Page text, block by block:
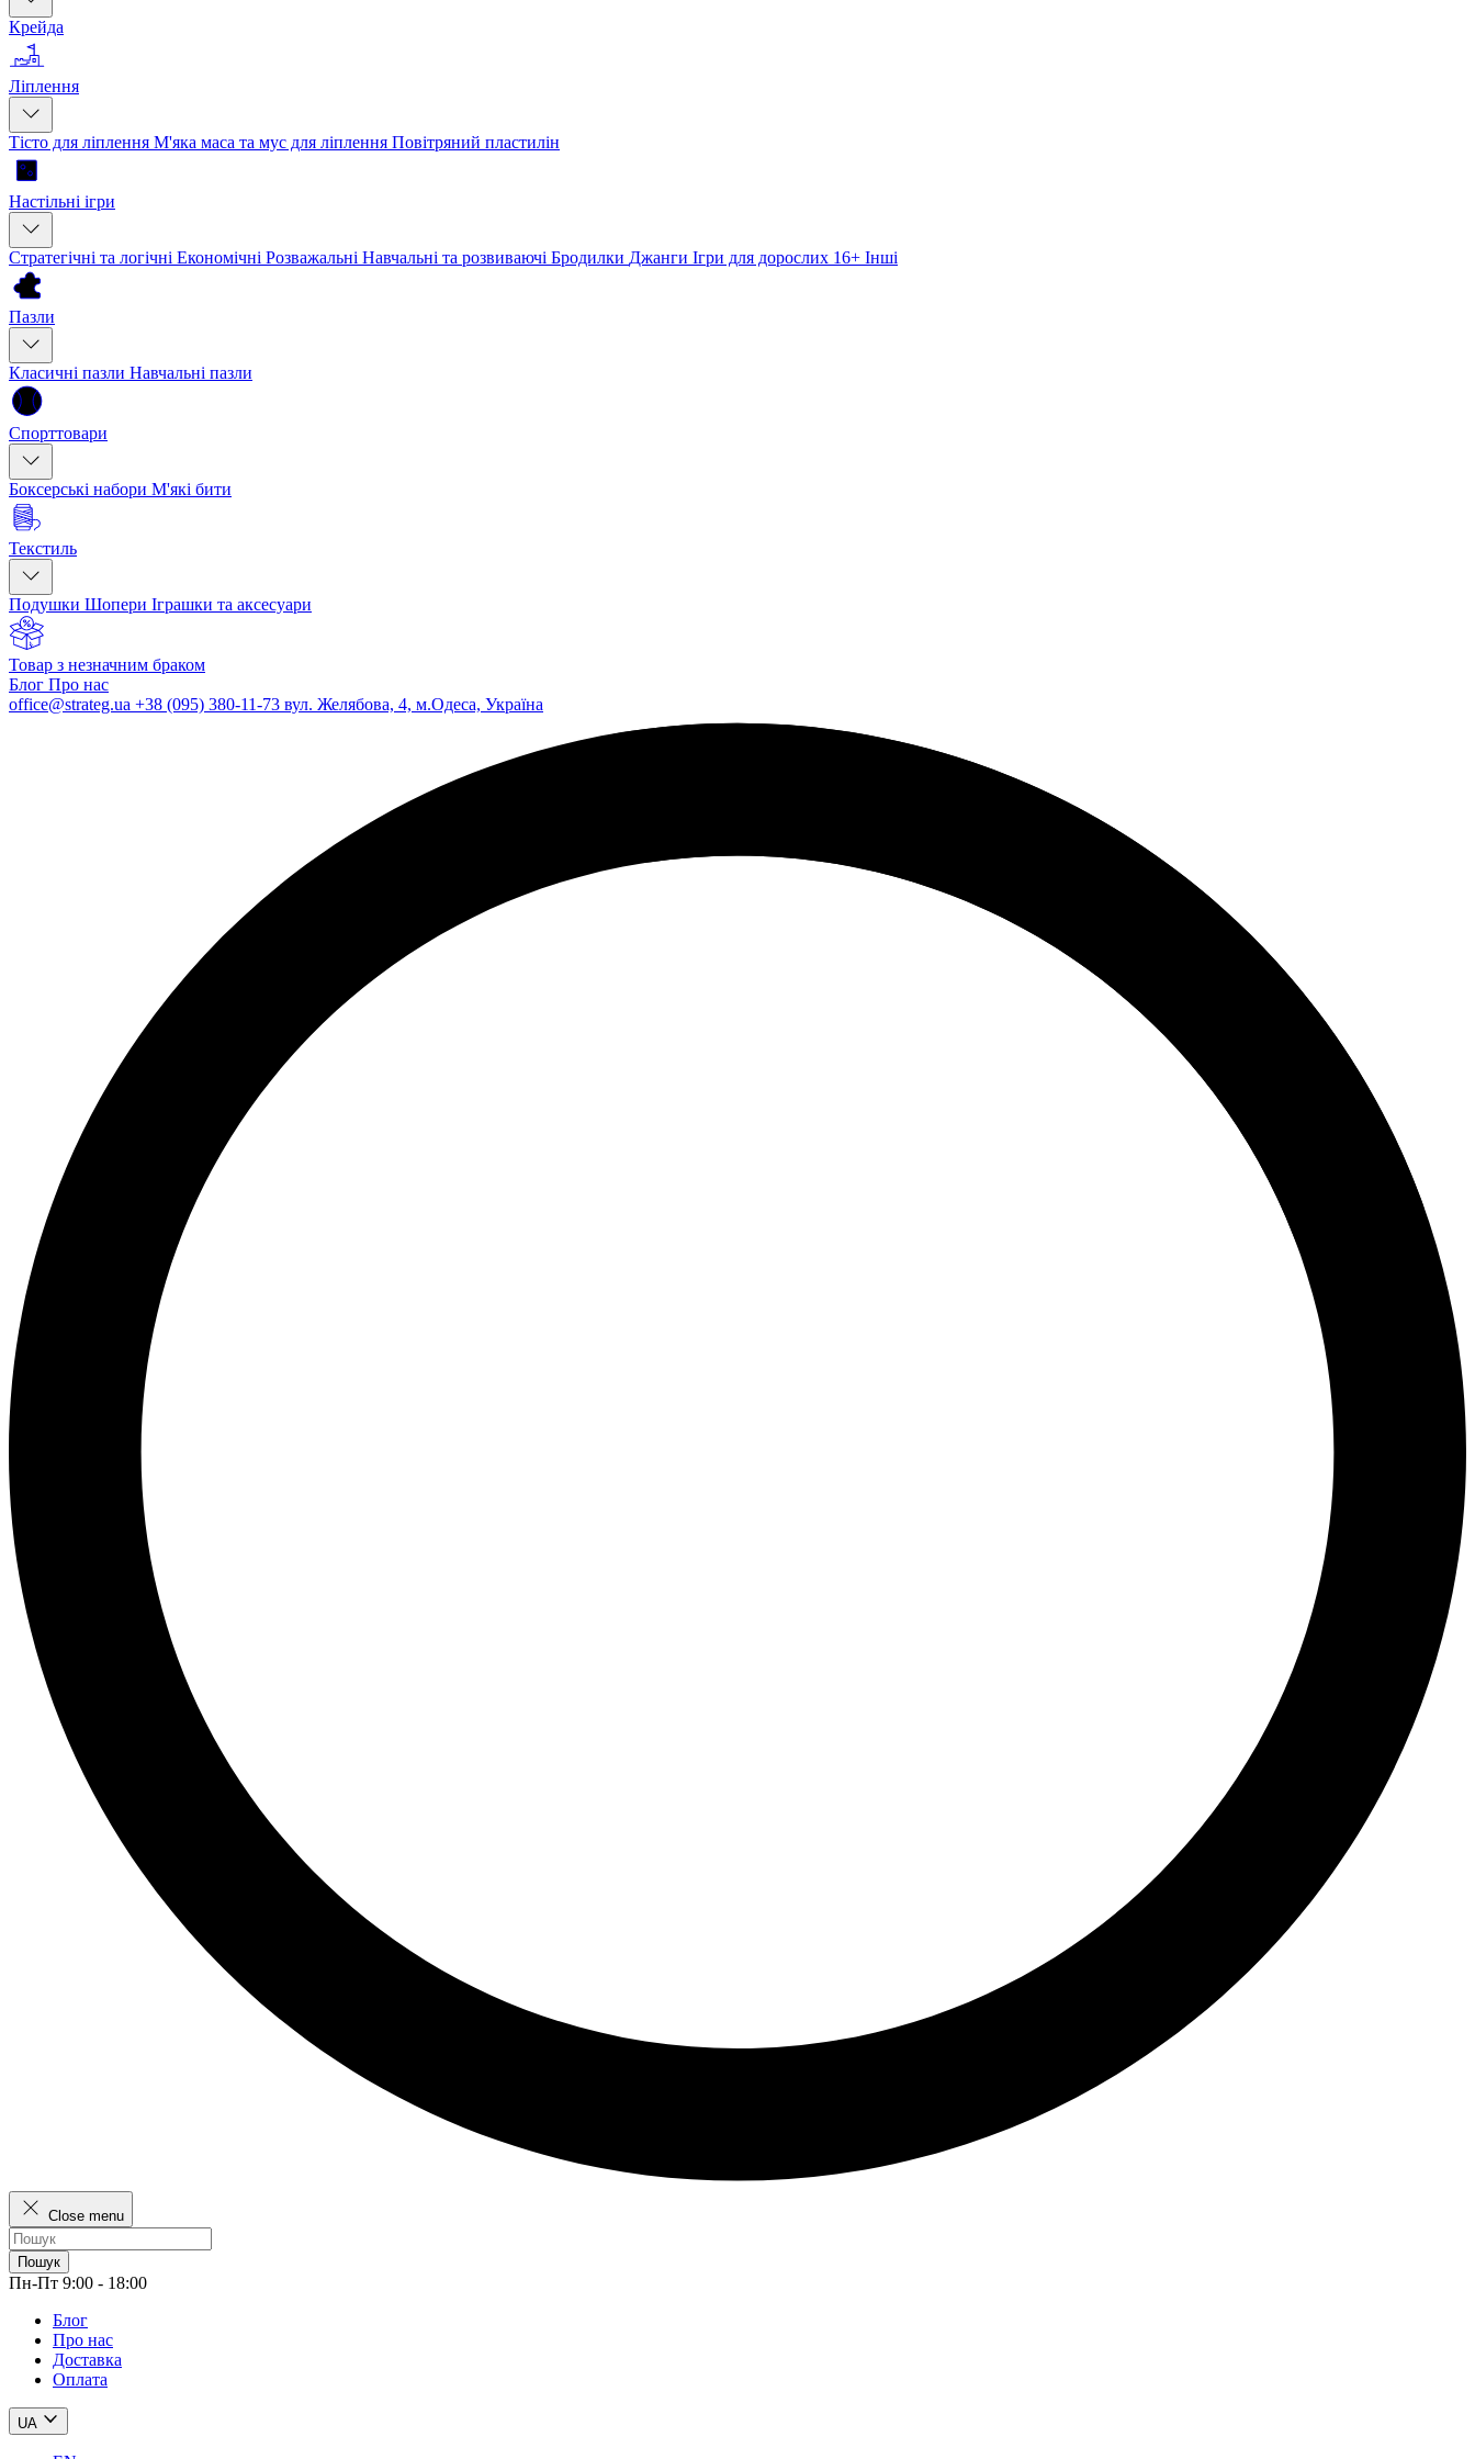
Крейда
Ліплення
Тісто для ліплення М'яка маса та мус для ліплення Повітряний пластилін
Настільні ігри
Стратегічні та логічні Економічні Розважальні Навчальні та розвиваючі Бродилки Джанги Ігри для дорослих 16+ Інші
Пазли
Класичні пазли Навчальні пазли
Спорттовари
Боксерські набори М'які бити
Текстиль
Подушки Шопери Іграшки та аксесуари
Товар з незначним браком
Блог Про нас
office@strateg.ua +38 (095) 380-11-73 вул. Желябова, 4, м.Одеса, Україна
Close menu
Пошук
Пн-Пт 9:00 - 18:00
Блог
Про нас
Доставка
Оплата
UA